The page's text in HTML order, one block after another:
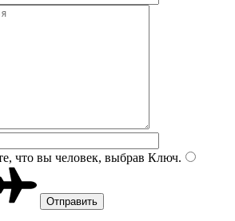
что вы человек, выбрав Ключ.